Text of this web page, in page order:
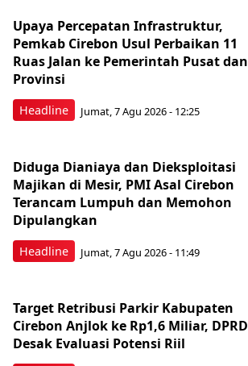
Headline
Upaya Percepatan Infrastruktur,
Pemkab Cirebon Usul Perbaikan 11
Ruas Jalan ke Pemerintah Pusat dan
Provinsi
Jumat, 7 Agu 2026 - 12:25
Headline
Diduga Dianiaya dan Dieksploitasi
Majikan di Mesir, PMI Asal Cirebon
Terancam Lumpuh dan Memohon
Dipulangkan
Jumat, 7 Agu 2026 - 11:49
Target Retribusi Parkir Kabupaten
Cirebon Anjlok ke Rp1,6 Miliar, DPRD
Desak Evaluasi Potensi Riil